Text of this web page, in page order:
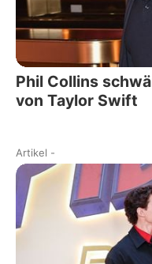
Phil Collins
von Taylor Swift
Artikel -